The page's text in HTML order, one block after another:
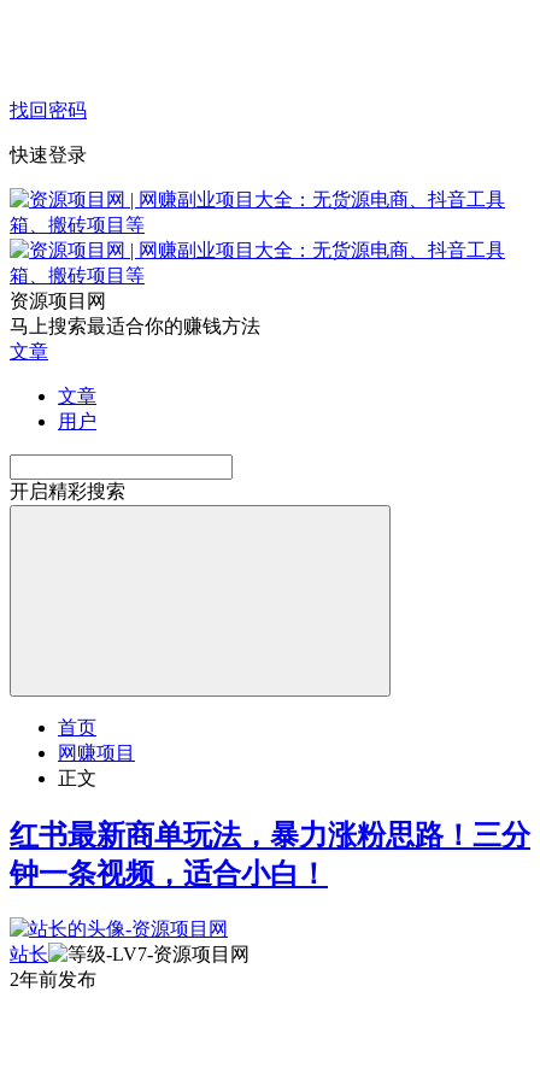
找回密码
快速登录
资源项目网
马上搜索最适合你的赚钱方法
文章
文章
用户
开启精彩搜索
首页
网赚项目
正文
红书最新商单玩法，暴力涨粉思路！三分
钟一条视频，适合小白！
站长
2年前发布